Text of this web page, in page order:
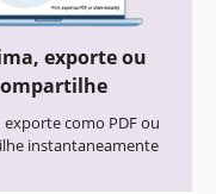
exporte ou
como PDF ou
instantaneamente